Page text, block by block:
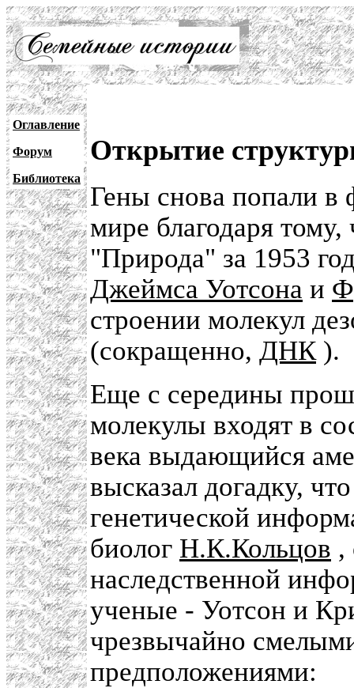
Оглавление
Форум
Библиотека
Открытие
Гены снова попали в
мире благодаря
"Природа" за 1953
Джеймса Уотсона и
строении молекул
(сокращенно, ДНК ).
Еще с середины
молекулы входят в
века выдающийся
высказал догадку,
генетической
биолог Н.К.Кольцов ,
наследственной
ученые - Уотсон и
чрезвычайно
предположениями: